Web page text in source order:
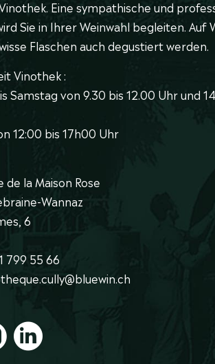
Eine sympathische und
Sie in Ihrer Weinwahl begleiten. Auf
Flaschen auch degustiert werden.
Vinothek :
Samstag von 9.30 bis 12.00 Uhr und
12:00 bis 17h00 Uhr
la Maison Rose
Wannaz
6
799 55 66